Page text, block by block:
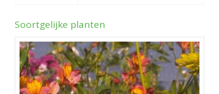
Soortgelijke planten